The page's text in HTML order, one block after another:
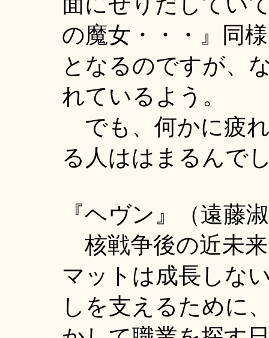
の魔女・・・』同
となるのですが、
れているよう。
でも、何かに疲
る人ははまるんで
『ヘヴン』（遠
核戦争後の近未
マットは成長しな
しを支えるために